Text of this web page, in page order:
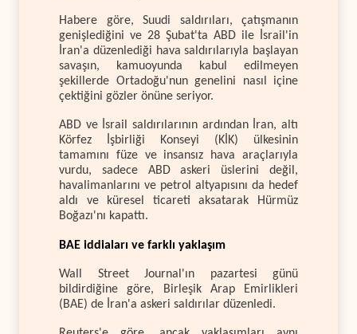
Habere göre, Suudi saldırıları, çatışmanın
genişlediğini ve 28 Şubat'ta ABD ile İsrail'in
İran'a düzenlediği hava saldırılarıyla başlayan
savaşın, kamuoyunda kabul edilmeyen
şekillerde Ortadoğu'nun genelini nasıl içine
çektiğini gözler önüne seriyor.
ABD ve İsrail saldırılarının ardından İran, altı
Körfez İşbirliği Konseyi (KİK) ülkesinin
tamamını füze ve insansız hava araçlarıyla
vurdu, sadece ABD askeri üslerini değil,
havalimanlarını ve petrol altyapısını da hedef
aldı ve küresel ticareti aksatarak Hürmüz
Boğazı'nı kapattı.
BAE iddiaları ve farklı yaklaşım
Wall Street Journal'ın pazartesi günü
bildirdiğine göre, Birleşik Arap Emirlikleri
(BAE) de İran'a askeri saldırılar düzenledi.